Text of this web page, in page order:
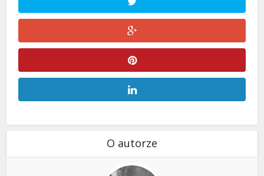
O autorze